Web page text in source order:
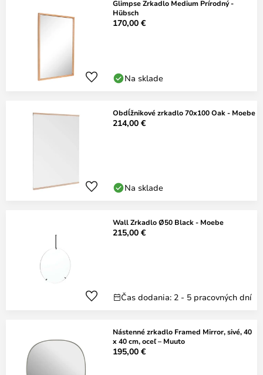
Glimpse Zrkadlo Medium Prírodný -
Hübsch
170,00 €
Na sklade
Obdĺžnikové zrkadlo 70x100 Oak - Moebe
214,00 €
Na sklade
Wall Zrkadlo Ø50 Black - Moebe
215,00 €
Čas dodania: 2 - 5 pracovných dní
Nástenné zrkadlo Framed Mirror, sivé, 40
x 40 cm, oceľ – Muuto
195,00 €